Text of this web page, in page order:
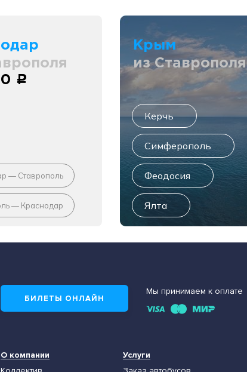
c
— Ставрополь
— Краснодар
Крым
из Ставрополя
Керчь
Симферополь
Феодосия
Ялта
БИЛЕТЫ ОНЛАЙН
Мы принимаем к оплате
О компании
Услуги